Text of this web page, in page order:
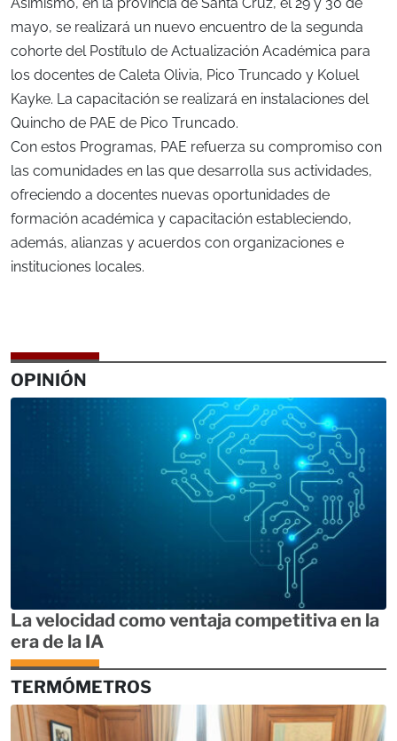
mayo, se realizará un nuevo encuentro de la segunda
cohorte del Postítulo de Actualización Académica para
los docentes de Caleta Olivia, Pico Truncado y Koluel
Kayke. La capacitación se realizará en instalaciones del
Quincho de PAE de Pico Truncado.
Con estos Programas, PAE refuerza su compromiso con
las comunidades en las que desarrolla sus actividades,
ofreciendo a docentes nuevas oportunidades de
formación académica y capacitación estableciendo,
además, alianzas y acuerdos con organizaciones e
instituciones locales.
OPINIÓN
La velocidad como ventaja competitiva en la
era de la IA
TERMÓMETROS